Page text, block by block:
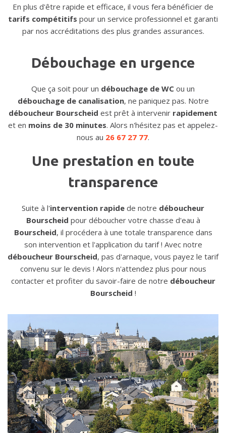
En plus d'être rapide et efficace, il vous fera bénéficier de
tarifs compétitifs pour un service professionnel et garanti
par nos accréditations des plus grandes assurances.
Débouchage en urgence
Que ça soit pour un débouchage de WC ou un
débouchage de canalisation, ne paniquez pas. Notre
déboucheur Bourscheid est prêt à intervenir rapidement
et en moins de 30 minutes. Alors n'hésitez pas et appelez-
nous au 26 67 27 77.
Une prestation en toute
transparence
Suite à l'intervention rapide de notre déboucheur
Bourscheid pour déboucher votre chasse d'eau à
Bourscheid, il procédera à une totale transparence dans
son intervention et l'application du tarif ! Avec notre
déboucheur Bourscheid, pas d'arnaque, vous payez le tarif
convenu sur le devis ! Alors n'attendez plus pour nous
contacter et profiter du savoir-faire de notre déboucheur
Bourscheid !